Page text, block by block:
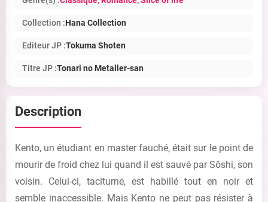
Collection :Hana Collection
Editeur JP :Tokuma Shoten
Titre JP :Tonari no Metaller-san
Description
Kento, un étudiant en master fauché, était sur le point de
mourir de froid chez lui quand il est sauvé par Sôshi, son
voisin. Celui-ci, taciturne, est habillé tout en noir et
semble inaccessible. Mais Kento ne peut pas résister à